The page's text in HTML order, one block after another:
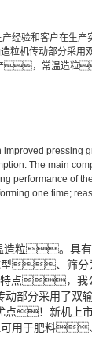
生产经验和客户
粒机传动部分采
产，常温造
pressing
The main
performance of
one time;
造粒。具
、筛分为
点，我
分采用了双
！新机上市
用于肥料